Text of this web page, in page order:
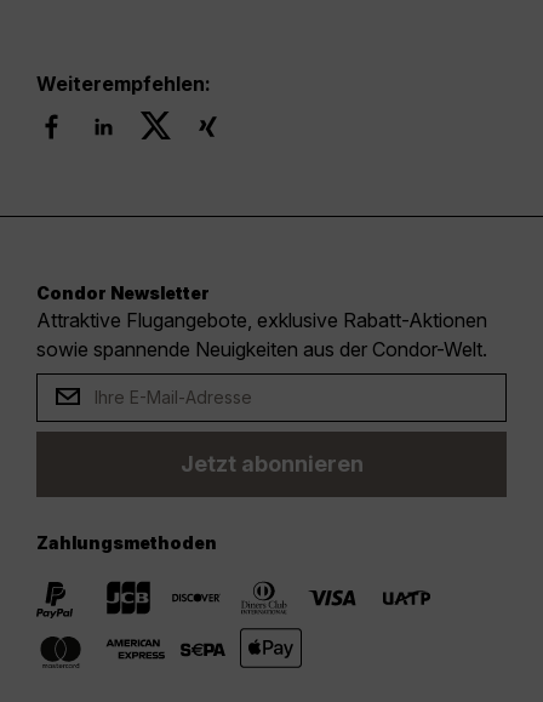
Weiterempfehlen:
Condor Newsletter
Attraktive Flugangebote, exklusive Rabatt-Aktionen
sowie spannende Neuigkeiten aus der Condor-Welt.
Jetzt abonnieren
Zahlungsmethoden